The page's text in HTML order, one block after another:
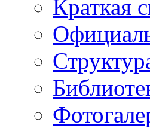
Краткая